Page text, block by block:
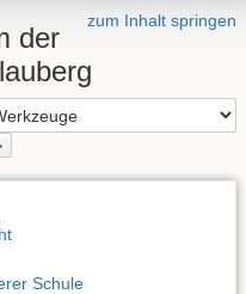
zum Inhalt springen
der
Schule